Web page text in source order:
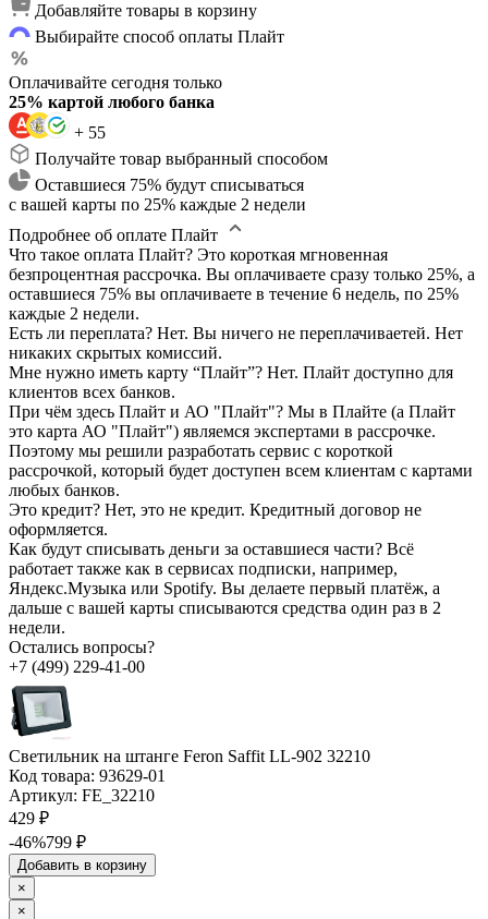
Добавляйте товары в корзину
Выбирайте способ оплаты Плайт
Оплачивайте сегодня только
25% картой любого банка
+ 55
Получайте товар выбранный способом
Оставшиеся 75% будут списываться
с вашей карты по 25% каждые 2 недели
Подробнее об оплате Плайт
Что такое оплата Плайт? Это короткая мгновенная
безпроцентная рассрочка. Вы оплачиваете сразу только 25%, а
оставшиеся 75% вы оплачиваете в течение 6 недель, по 25%
каждые 2 недели.
Есть ли переплата? Нет. Вы ничего не переплачиваетей. Нет
никаких скрытых комиссий.
Мне нужно иметь карту “Плайт”? Нет. Плайт доступно для
клиентов всех банков.
При чём здесь Плайт и АО "Плайт"? Мы в Плайте (а Плайт
это карта АО "Плайт") являемся экспертами в рассрочке.
Поэтому мы решили разработать сервис с короткой
рассрочкой, который будет доступен всем клиентам с картами
любых банков.
Это кредит? Нет, это не кредит. Кредитный договор не
оформляется.
Как будут списывать деньги за оставшиеся части? Всё
работает также как в сервисах подписки, например,
Яндекс.Музыка или Spotify. Вы делаете первый платёж, а
дальше с вашей карты списываются средства один раз в 2
недели.
Остались вопросы?
+7 (499) 229-41-00
Светильник на штанге Feron Saffit LL-902 32210
Код товара: 93629-01
Артикул: FE_32210
429 ₽
-46%799 ₽
Добавить в корзину
×
×